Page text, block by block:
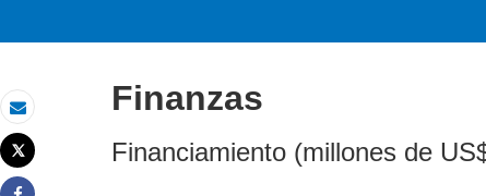
Correo electrónico
Imprimir
Tweet
Finanzas
Financiamiento (millones de